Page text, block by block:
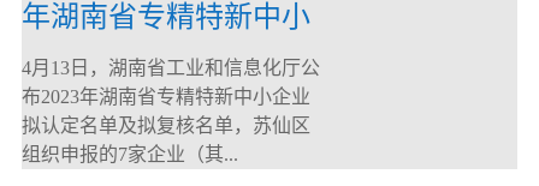
年湖南省专精特新中小
企业
4月13日，湖南省工业和信息化厅公
布2023年湖南省专精特新中小企业
拟认定名单及拟复核名单，苏仙区
组织申报的7家企业（其...